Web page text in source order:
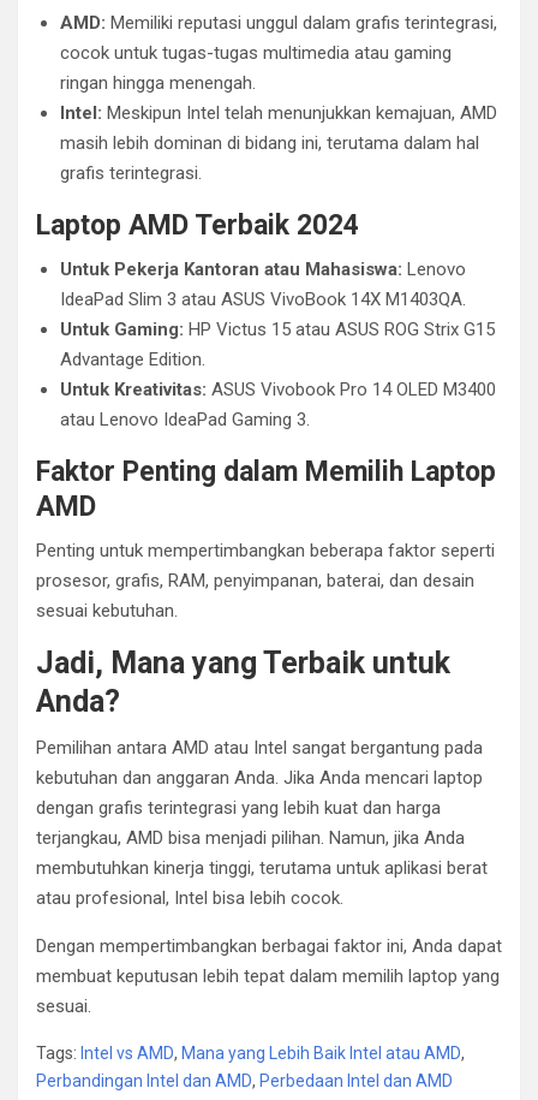
AMD: Memiliki reputasi unggul dalam grafis terintegrasi,
cocok untuk tugas-tugas multimedia atau gaming
ringan hingga menengah.
Intel: Meskipun Intel telah menunjukkan kemajuan, AMD
masih lebih dominan di bidang ini, terutama dalam hal
grafis terintegrasi.
Laptop AMD Terbaik 2024
Untuk Pekerja Kantoran atau Mahasiswa: Lenovo
IdeaPad Slim 3 atau ASUS VivoBook 14X M1403QA.
Untuk Gaming: HP Victus 15 atau ASUS ROG Strix G15
Advantage Edition.
Untuk Kreativitas: ASUS Vivobook Pro 14 OLED M3400
atau Lenovo IdeaPad Gaming 3.
Faktor Penting dalam Memilih Laptop
AMD
Penting untuk mempertimbangkan beberapa faktor seperti
prosesor, grafis, RAM, penyimpanan, baterai, dan desain
sesuai kebutuhan.
Jadi, Mana yang Terbaik untuk
Anda?
Pemilihan antara AMD atau Intel sangat bergantung pada
kebutuhan dan anggaran Anda. Jika Anda mencari laptop
dengan grafis terintegrasi yang lebih kuat dan harga
terjangkau, AMD bisa menjadi pilihan. Namun, jika Anda
membutuhkan kinerja tinggi, terutama untuk aplikasi berat
atau profesional, Intel bisa lebih cocok.
Dengan mempertimbangkan berbagai faktor ini, Anda dapat
membuat keputusan lebih tepat dalam memilih laptop yang
sesuai.
Tags: Intel vs AMD, Mana yang Lebih Baik Intel atau AMD,
Perbandingan Intel dan AMD, Perbedaan Intel dan AMD